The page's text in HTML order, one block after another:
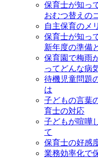
保育士が知っ
おむつ替えの
自主保育のメ
保育士が知っ
新年度の準備
保育園で梅雨
ってどんな病
待機児童問題
は
子どもの言葉
育士の対応
子どもが喧嘩
て
保育士の好感
業務効率化で